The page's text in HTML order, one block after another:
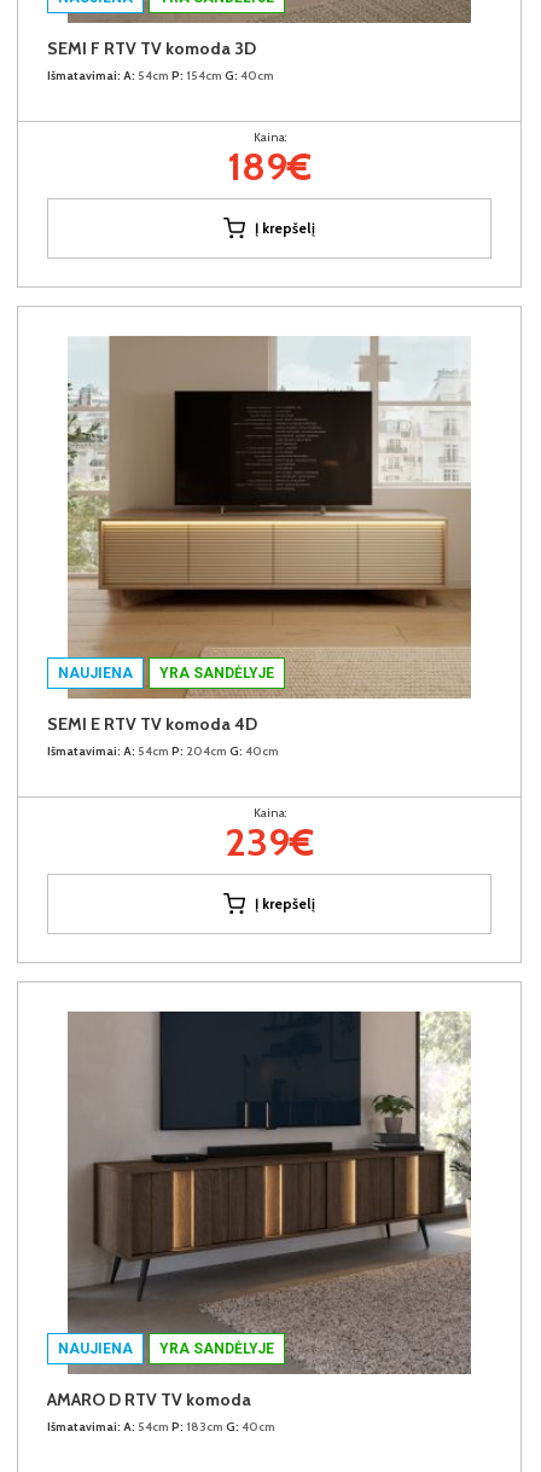
SEMI F RTV TV komoda 3D
Išmatavimai: A: 54cm P: 154cm G: 40cm
Kaina:
189€
Į krepšelį
NAUJIENA YRA SANDĖLYJE
SEMI E RTV TV komoda 4D
Išmatavimai: A: 54cm P: 204cm G: 40cm
Kaina:
239€
Į krepšelį
NAUJIENA YRA SANDĖLYJE
AMARO D RTV TV komoda
Išmatavimai: A: 54cm P: 183cm G: 40cm